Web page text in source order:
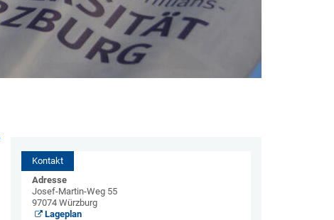
Kontakt
Adresse
Josef-Martin-Weg 55
97074 Würzburg
Lageplan